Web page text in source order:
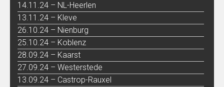
14.11.24 – NL-Heerlen
13.11.24 – Kleve
26.10.24 – Nienburg
25.10.24 – Koblenz
28.09.24 – Kaarst
27.09.24 – Westerstede
13.09.24 – Castrop-Rauxel